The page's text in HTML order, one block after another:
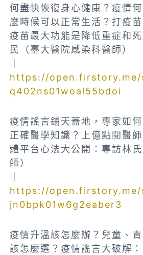
何盡快恢復身心健康？疫情
麼時候可以正常生活？打疫
疫苗最大功能是降低重症和
民（臺大醫院感染科醫師）
https://
q402ns01woal55bdoi
疫情謠言鋪天蓋地，專家如
正確醫學知識？上億點閱醫
體平台心法大公開：專訪林
師）
https://open.firstory.me/
jn0bpk01w6g2eaber3
疫情升溫該怎麼辦？兒童、
該怎麼選？疫情謠言大破解